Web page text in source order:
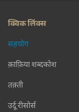
क्विक लिंक्स
सहयोग
क़ाफ़िया शब्दकोश
तक़्ती
उर्दू रीसोर्स